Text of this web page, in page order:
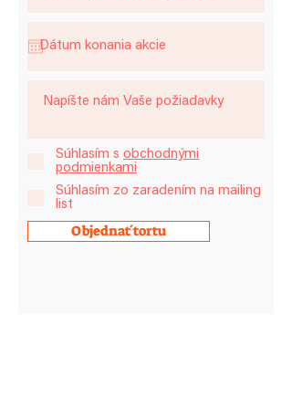
Súhlasím s obchodnými
podmienkami
Súhlasím zo zaradením na mailing
list
Objednať tortu